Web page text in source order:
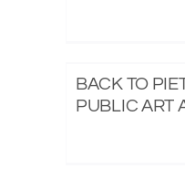
BACK TO
PUBLIC ART